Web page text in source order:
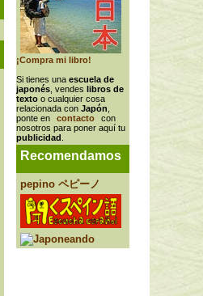
¡Compra mi libro!
Si tienes una escuela de
japonés , vendes libros de
texto o cualquier cosa
relacionada con Japón
ponte en
contacto
con
nosotros para poner aquí tu
publicidad
Recomendamos
pepino ペピーノ